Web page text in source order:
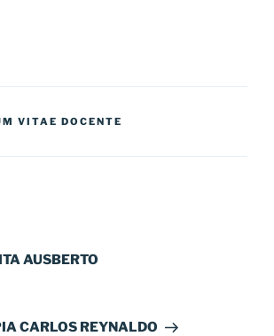
VITAE DOCENTE
AUSBERTO
CARLOS REYNALDO